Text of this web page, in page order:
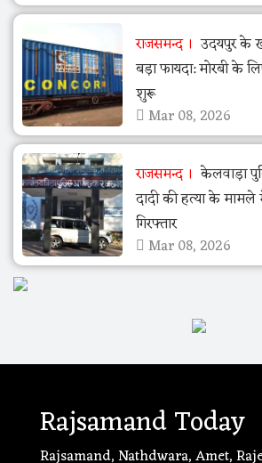
राजसमन्द
उदयपुर के
बड़ा फायदा: मोरबी के
शुरू
Mar 08, 2026
राजसमन्द
केलवाड़ा
दादी की हत्या के मामले
गिरफ्तार
Mar 08, 2026
Rajsamand Today
Rajsamand, Nathdwara, Amet,